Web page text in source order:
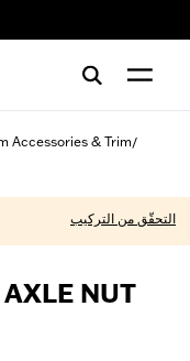
Accessories & Trim/
التحقّق من التركيب
NUT